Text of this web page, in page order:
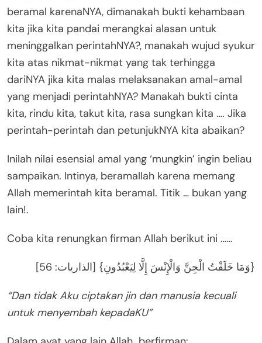
beramal karenaNYA, dimanakah bukti kehambaan
kita jika kita pandai merangkai alasan untuk
meninggalkan perintahNYA?, manakah wujud syukur
kita atas nikmat-nikmat yang tak terhingga
dariNYA jika kita malas melaksanakan amal-amal
yang menjadi perintahNYA? Manakah bukti cinta
kita, rindu kita, takut kita, rasa sungkan kita …. Jika
perintah-perintah dan petunjukNYA kita abaikan?
Inilah nilai esensial amal yang ‘mungkin’ ingin beliau
sampaikan. Intinya, beramallah karena memang
Allah memerintah kita beramal. Titik … bukan yang
lain!.
Coba kita renungkan firman Allah berikut ini ……
{وَمَا خَلَقْتُ الْجِنَّ وَالْإِنْسَ إِلَّا لِيَعْبُدُونِ} [الذاريات: 56]
“Dan tidak Aku ciptakan jin dan manusia kecuali
untuk menyembah kepadaKU”